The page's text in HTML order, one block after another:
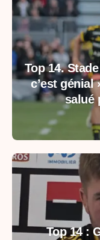
Top 14.
c’est génial
salué
Top 14 :